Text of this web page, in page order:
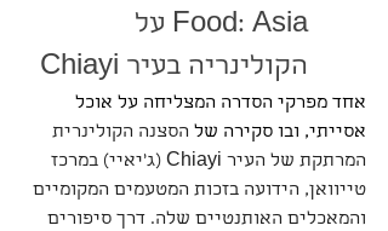
Food: Asia על
הקולינריה בעיר Chiayi
אחד מפרקי הסדרה המצליחה על אוכל
אסייתי, ובו סקירה של הסצנה הקולינרית
המרתקת של העיר Chiayi (ג׳יאיי) במרכז
טייוואן, הידועה בזכות המטעמים המקומיים
והמאכלים האותנטיים שלה. דרך סיפורים